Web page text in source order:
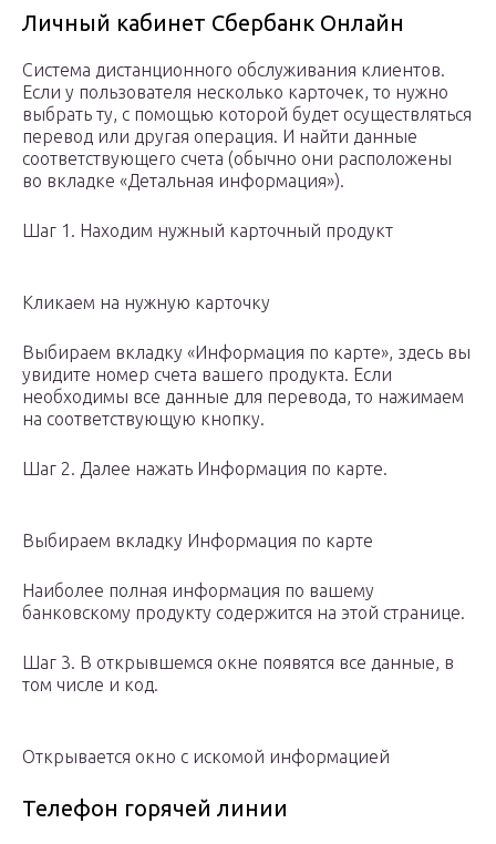
Личный кабинет Сбербанк Онлайн
Система дистанционного обслуживания клиентов.
Если у пользователя несколько карточек, то нужно
выбрать ту, с помощью которой будет осуществляться
перевод или другая операция. И найти данные
соответствующего счета (обычно они расположены
во вкладке «Детальная информация»).
Шаг 1. Находим нужный карточный продукт
Кликаем на нужную карточку
Выбираем вкладку «Информация по карте», здесь вы
увидите номер счета вашего продукта. Если
необходимы все данные для перевода, то нажимаем
на соответствующую кнопку.
Шаг 2. Далее нажать Информация по карте.
Выбираем вкладку Информация по карте
Наиболее полная информация по вашему
банковскому продукту содержится на этой странице.
Шаг 3. В открывшемся окне появятся все данные, в
том числе и код.
Открывается окно с искомой информацией
Телефон горячей линии